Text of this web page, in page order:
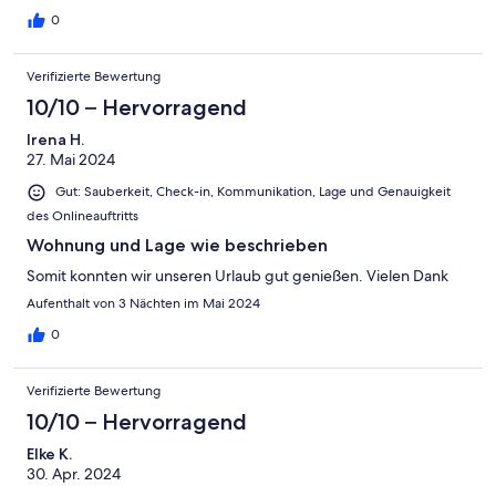
0
Verifizierte Bewertung
10/10 – Hervorragend
Irena H.
27. Mai 2024
Gut: Sauberkeit, Check-in, Kommunikation, Lage und Genauigkeit
des Onlineauftritts
Wohnung und Lage wie beschrieben
Somit konnten wir unseren Urlaub gut genießen. Vielen Dank
Aufenthalt von 3 Nächten im Mai 2024
0
Verifizierte Bewertung
10/10 – Hervorragend
Elke K.
30. Apr. 2024